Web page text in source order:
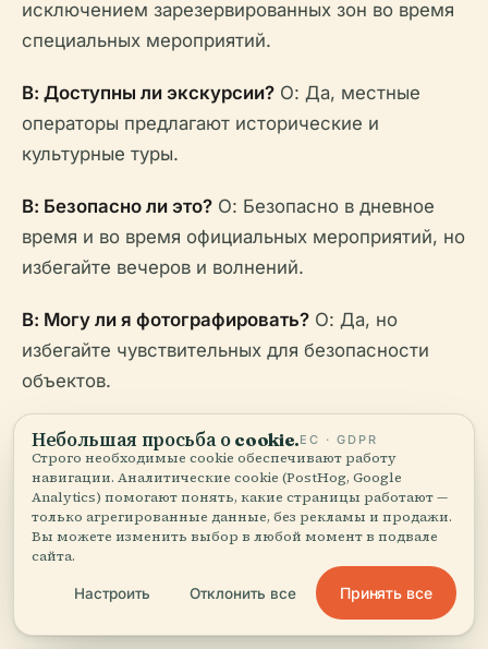
исключением зарезервированных зон во время
специальных мероприятий.
В: Доступны ли экскурсии? О: Да, местные
операторы предлагают исторические и
культурные туры.
В: Безопасно ли это? О: Безопасно в дневное
время и во время официальных мероприятий, но
избегайте вечеров и волнений.
В: Могу ли я фотографировать? О: Да, но
избегайте чувствительных для безопасности
объектов.
В: Доступна ли площадь для людей с
ограниченными возможностями?О: В целом,
да, но на некоторых участках неровная
местность; рекомендуется помощь.
Небольшая просьба о cookie.ЕС · GDPR
Строго необходимые cookie обеспечивают работу
навигации. Аналитические cookie (PostHog, Google
Analytics) помогают понять, какие страницы работают —
только агрегированные данные, без рекламы и продажи.
Вы можете изменить выбор в любой момент в подвале
сайта.
Настроить Отклонить все Принять все